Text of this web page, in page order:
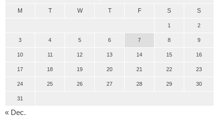
M T W T F S S
1 2
3 4 5 6 7 8 9
10 11 12 13 14 15 16
17 18 19 20 21 22 23
24 25 26 27 28 29 30
31
« Dec.